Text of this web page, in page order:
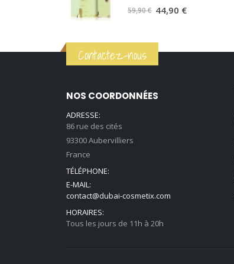
59,90 €.
44,90 €.
59,90€ Le
était :
59,90 €.
44,90 €Le
est :
Contactez-nous
NOS COORDONNÉES
ADRESSE:
86 rue des cités
93300 Aubervilliers
France
TÉLÉPHONE:
E-MAIL:
contact@dubai-cosmetix.com
HORAIRES:
Tous les jours de 11h à 20h